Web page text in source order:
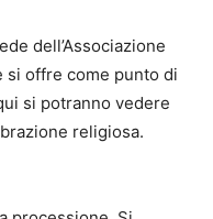
dell’Associazione
si offre come punto di
si potranno vedere
religiosa.